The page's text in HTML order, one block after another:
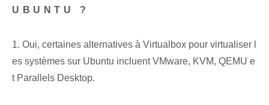
UBUNTU ?
1. Oui, certaines alternatives à Virtualbox pour virtualiser l
es systèmes sur Ubuntu incluent VMware, KVM, QEMU e
t Parallels Desktop.